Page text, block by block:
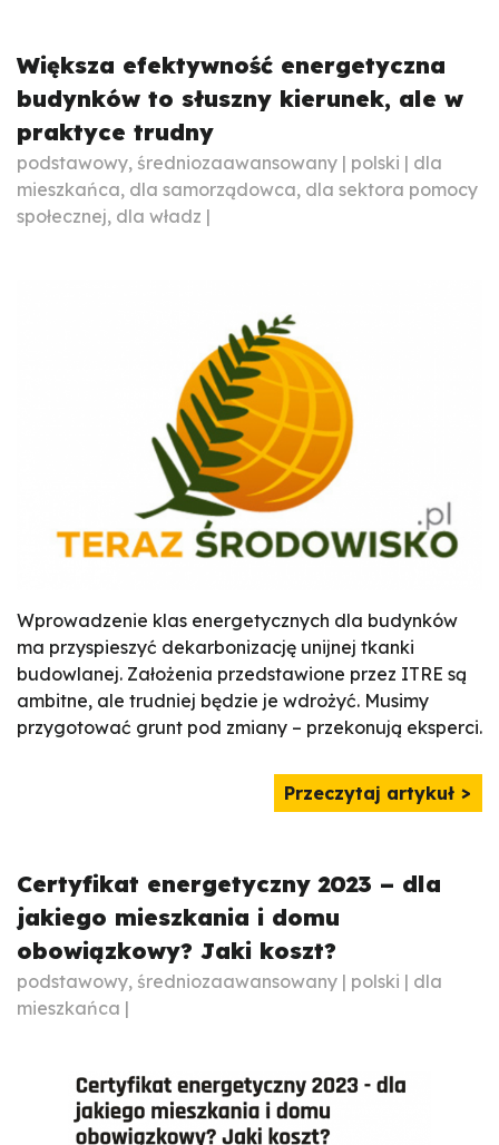
Większa efektywność energetyczna
budynków to słuszny kierunek, ale w
praktyce trudny
podstawowy, średniozaawansowany | polski | dla
mieszkańca, dla samorządowca, dla sektora pomocy
społecznej, dla władz |
Wprowadzenie klas energetycznych dla budynków
ma przyspieszyć dekarbonizację unijnej tkanki
budowlanej. Założenia przedstawione przez ITRE są
ambitne, ale trudniej będzie je wdrożyć. Musimy
przygotować grunt pod zmiany – przekonują eksperci.
Przeczytaj artykuł
Certyfikat energetyczny 2023 – dla
jakiego mieszkania i domu
obowiązkowy? Jaki koszt?
podstawowy, średniozaawansowany | polski | dla
mieszkańca |